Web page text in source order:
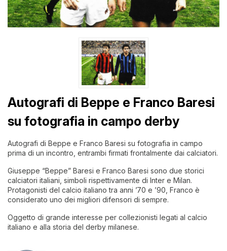
Autografi di Beppe e Franco Baresi
su fotografia in campo derby
Autografi di Beppe e Franco Baresi su fotografia in campo
prima di un incontro, entrambi firmati frontalmente dai calciatori.
Giuseppe “Beppe” Baresi e Franco Baresi sono due storici
calciatori italiani, simboli rispettivamente di Inter e Milan.
Protagonisti del calcio italiano tra anni ’70 e ’90, Franco è
considerato uno dei migliori difensori di sempre.
Oggetto di grande interesse per collezionisti legati al calcio
italiano e alla storia del derby milanese.